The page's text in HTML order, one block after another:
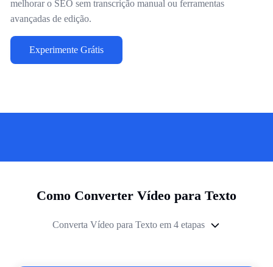
melhorar o SEO sem transcrição manual ou ferramentas
avançadas de edição.
Experimente Grátis
Como Converter Vídeo para Texto
Converta Vídeo para Texto em 4 etapas